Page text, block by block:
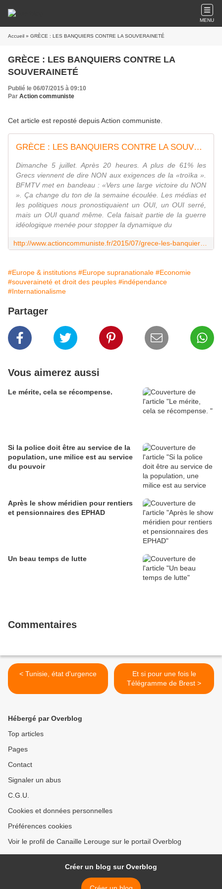
MENU
Accueil » GRÈCE : LES BANQUIERS CONTRE LA SOUVERAINETÉ
GRÈCE : LES BANQUIERS CONTRE LA
SOUVERAINETÉ
Publié le 06/07/2015 à 09:10
Par Action communiste
Cet article est reposté depuisAction communiste
GRÈCE : LES BANQUIERS CONTRE LA SOUVERAINETÉ
Dimanche 5 juillet. Après 20 heures. A plus de 61% les
Grecs viennent de dire NON aux exigences de la «troïka ».
BFMTV met en bandeau : «Vers une large victoire du NON
». Ça change du ton de la semaine écoulée. Les médias et
les politiques nous pronostiquaient un OUI, un OUI serré,
mais un OUI quand même. Cela faisait partie de la guerre
idéologique menée pour stopper la dynamique du
#Europe & institutions #Europe supranationale #Economie
#souveraineté et droit des peuples #indépendance
#Internationalisme
Partager
Vous aimerez aussi
Le mérite, cela se récompense.
Si la police doit être au service de la
population, une milice est au service
du pouvoir
Après le show méridien pour rentiers
et pensionnaires des EPHAD
Un beau temps de lutte
Commentaires
< Tunisie, état d'urgence
Et si pour une fois le
Télégramme de Brest >
Hébergé par Overblog
Top articles
Pages
Contact
Signaler un abus
C.G.U.
Cookies et données personnelles
Préférences cookies
Voir le profil de Canaille Lerouge sur le portail Overblog
Créer un blog sur Overblog